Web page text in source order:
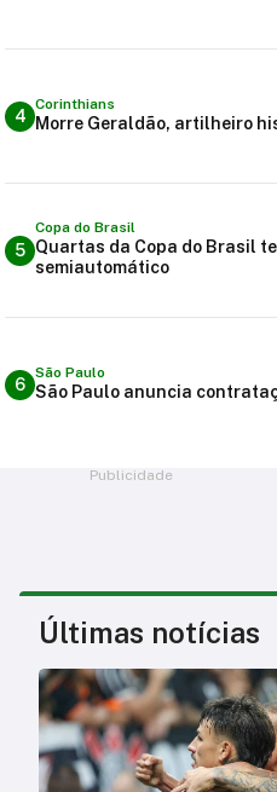
4
Corinthians
Morre Geraldão, artilheiro
5
Copa do Brasil
Quartas da Copa do Brasil
semiautomático
6
São Paulo
São Paulo anuncia
Publicidade
Últimas notícias